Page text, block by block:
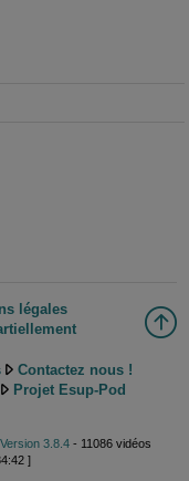
légales
Contactez nous !
Projet Esup-Pod
Version 3.8.4- 11086 vidéos
]